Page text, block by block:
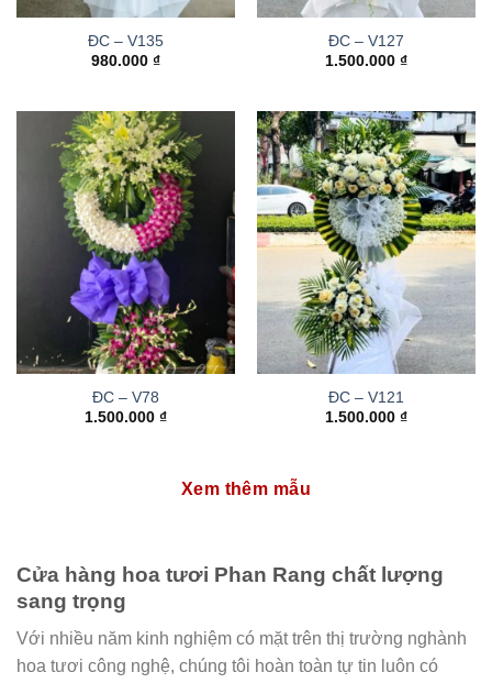
ĐC – V135
980.000 ₫
ĐC – V127
1.500.000 ₫
ĐC – V78
1.500.000 ₫
ĐC – V121
1.500.000 ₫
Xem thêm mẫu
Cửa hàng hoa tươi Phan Rang chất lượng
sang trọng
Với nhiều năm kinh nghiệm có mặt trên thị trường nghành
hoa tươi công nghệ, chúng tôi hoàn toàn tự tin luôn có